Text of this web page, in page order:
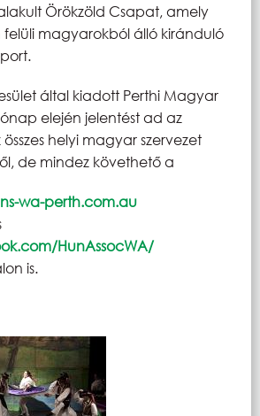
Örökzöld Csapat, amely
magyarokból álló kiránduló
által kiadott Perthi Magyar
elején jelentést ad az
összes helyi magyar szervezet
de mindez követhető a
wa-perth.com.au
HunAssocWA/
is.